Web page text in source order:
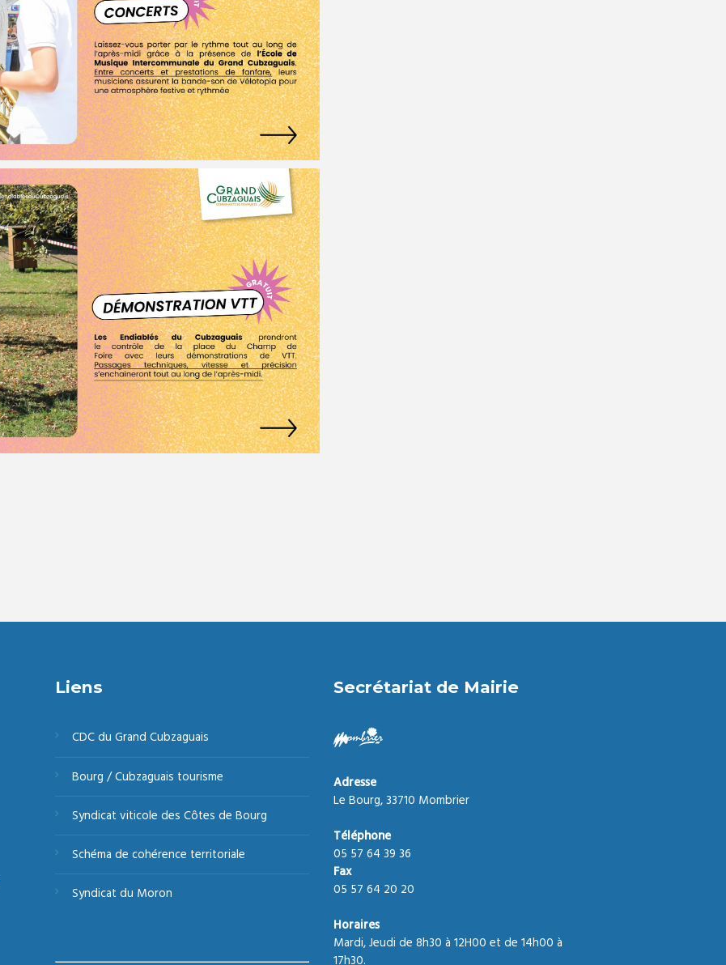
Liens
CDC du Grand Cubzaguais
Bourg / Cubzaguais tourisme
Syndicat viticole des Côtes de Bourg
Schéma de cohérence territoriale
Syndicat du Moron
Secrétariat de Mairie
Adresse
Le Bourg, 33710 Mombrier
Téléphone
05 57 64 39 36
Fax
05 57 64 20 20
Horaires
Mardi, Jeudi de 8h30 à 12H00 et de 14h00 à
17h30.